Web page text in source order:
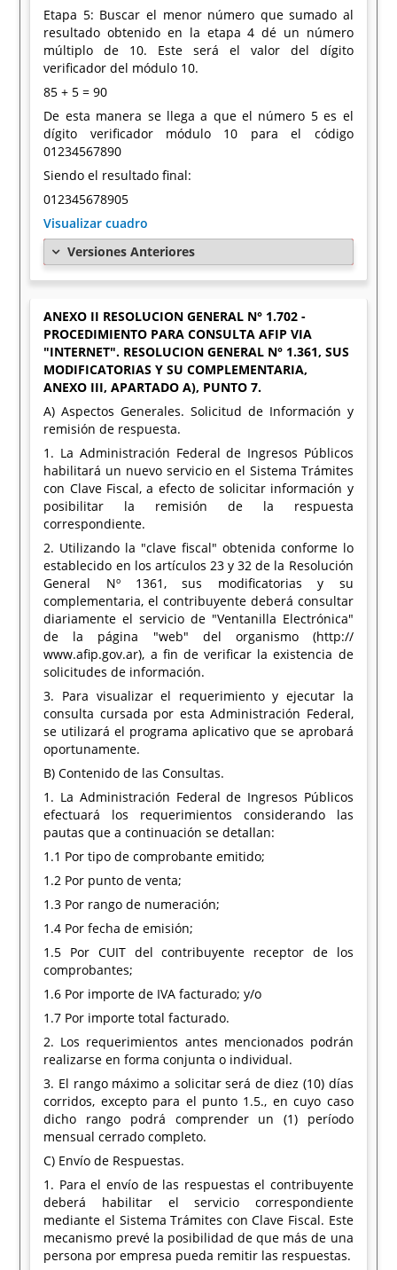
Etapa 5: Buscar el menor número que sumado al
resultado obtenido en la etapa 4 dé un número
múltiplo de 10. Este será el valor del dígito
verificador del módulo 10.
85 + 5 = 90
De esta manera se llega a que el número 5 es el
dígito verificador módulo 10 para el código
01234567890
Siendo el resultado final:
012345678905
Visualizar cuadro
Versiones Anteriores
ANEXO II RESOLUCION GENERAL N° 1.702 -
PROCEDIMIENTO PARA CONSULTA AFIP VIA
"INTERNET". RESOLUCION GENERAL N° 1.361, SUS
MODIFICATORIAS Y SU COMPLEMENTARIA,
ANEXO III, APARTADO A), PUNTO 7.
A) Aspectos Generales. Solicitud de Información y
remisión de respuesta.
1. La Administración Federal de Ingresos Públicos
habilitará un nuevo servicio en el Sistema Trámites
con Clave Fiscal, a efecto de solicitar información y
posibilitar la remisión de la respuesta
correspondiente.
2. Utilizando la "clave fiscal" obtenida conforme lo
establecido en los artículos 23 y 32 de la Resolución
General Nº 1361, sus modificatorias y su
complementaria, el contribuyente deberá consultar
diariamente el servicio de "Ventanilla Electrónica"
de la página "web" del organismo (http://
www.afip.gov.ar), a fin de verificar la existencia de
solicitudes de información.
3. Para visualizar el requerimiento y ejecutar la
consulta cursada por esta Administración Federal,
se utilizará el programa aplicativo que se aprobará
oportunamente.
B) Contenido de las Consultas.
1. La Administración Federal de Ingresos Públicos
efectuará los requerimientos considerando las
pautas que a continuación se detallan:
1.1 Por tipo de comprobante emitido;
1.2 Por punto de venta;
1.3 Por rango de numeración;
1.4 Por fecha de emisión;
1.5 Por CUIT del contribuyente receptor de los
comprobantes;
1.6 Por importe de IVA facturado; y/o
1.7 Por importe total facturado.
2. Los requerimientos antes mencionados podrán
realizarse en forma conjunta o individual.
3. El rango máximo a solicitar será de diez (10) días
corridos, excepto para el punto 1.5., en cuyo caso
dicho rango podrá comprender un (1) período
mensual cerrado completo.
C) Envío de Respuestas.
1. Para el envío de las respuestas el contribuyente
deberá habilitar el servicio correspondiente
mediante el Sistema Trámites con Clave Fiscal. Este
mecanismo prevé la posibilidad de que más de una
persona por empresa pueda remitir las respuestas.